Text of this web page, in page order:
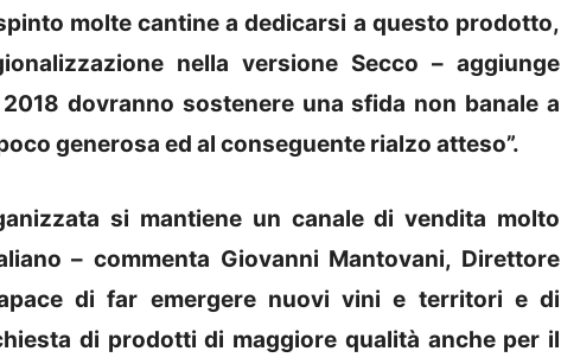
molte cantine a dedicarsi a questo prodotto,
nella versione Secco – aggiunge
dovranno sostenere una sfida non banale a
generosa ed al conseguente rialzo atteso”.
si mantiene un canale di vendita molto
– commenta Giovanni Mantovani, Direttore
di far emergere nuovi vini e territori e di
di prodotti di maggiore qualità anche per il